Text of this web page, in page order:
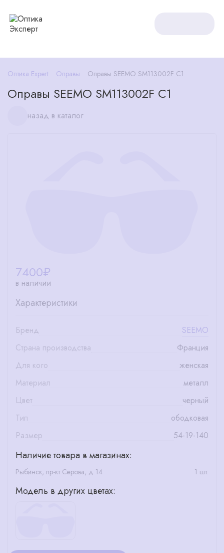
Оптика Expert Оправы Оправы SEEMO SM113002F C1
Оправы SEEMO SM113002F C1
назад в каталог
7400₽
в наличии
Характеристики
Бренд
SEEMO
Страна производства
Франция
Для кого
женская
Материал
металл
Цвет
черный
Тип
ободковая
Размер
54-19-140
Наличие товара в магазинах:
Рыбинск, пр-кт Серова, д 14 1 шт.
Модель в других цветах: